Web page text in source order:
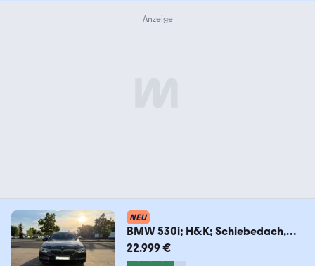
NEU
BMW 530i; H&K; Schiebedach,
Leder, Luxury Line
22.999 €